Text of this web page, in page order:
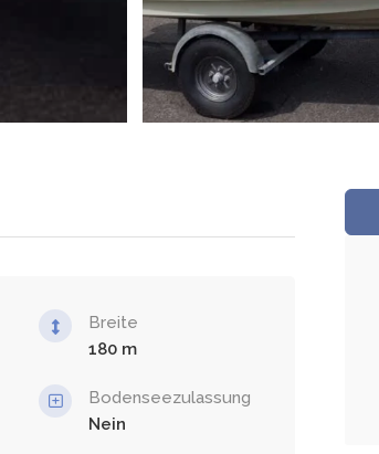
Breite
180
Bodenseezulassung
Nein